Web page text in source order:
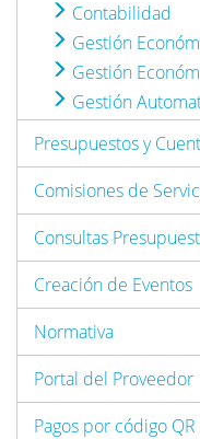
Contabilidad
Gestión
Gestión
Gestión
Presupuestos y
Comisiones de
Consultas
Creación de Eventos
Normativa
Portal del Proveedor
Pagos por código QR